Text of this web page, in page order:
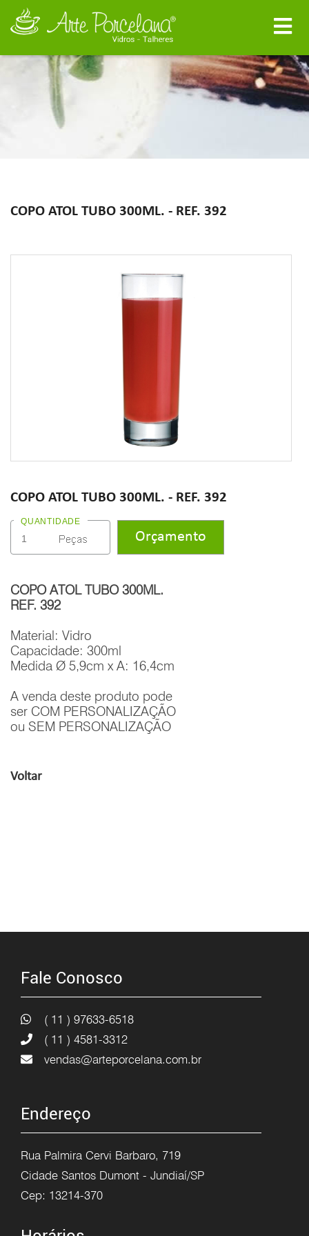
COPO ATOL TUBO 300ML. - REF. 392
COPO ATOL TUBO 300ML. - REF. 392
QUANTIDADE
COPO ATOL TUBO 300ML.
REF. 392
Material: Vidro
Capacidade: 300ml
Medida Ø 5,9cm x A: 16,4cm
A venda deste produto pode
ser COM PERSONALIZAÇÃO
ou SEM PERSONALIZAÇÃO
Voltar
Fale Conosco
( 11 ) 97633-6518
( 11 ) 4581-3312
vendas@arteporcelana.com.br
Endereço
Rua Palmira Cervi Barbaro, 719
Cidade Santos Dumont - Jundiaí/SP
Cep: 13214-370